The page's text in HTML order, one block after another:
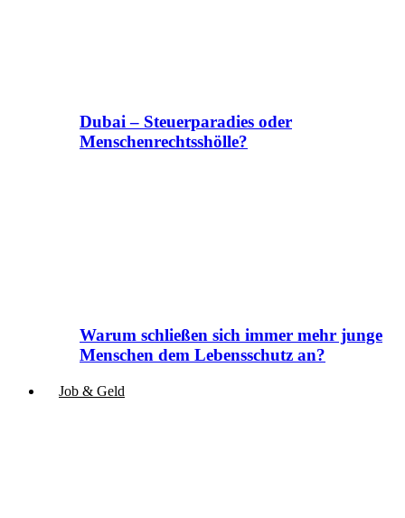
Dubai – Steuerparadies oder
Menschenrechtsshölle?
Warum schließen sich immer mehr junge
Menschen dem Lebensschutz an?
Job & Geld